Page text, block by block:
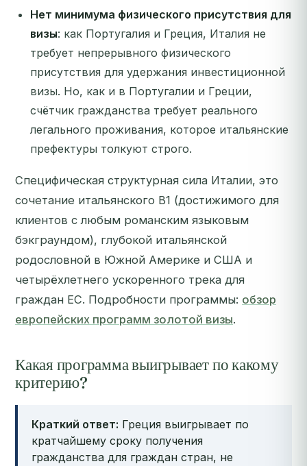
Нет минимума физического присутствия для
визы: как Португалия и Греция, Италия не
требует непрерывного физического
присутствия для удержания инвестиционной
визы. Но, как и в Португалии и Греции,
счётчик гражданства требует реального
легального проживания, которое итальянские
префектуры толкуют строго.
Специфическая структурная сила Италии, это
сочетание итальянского B1 (достижимого для
клиентов с любым романским языковым
бэкграундом), глубокой итальянской
родословной в Южной Америке и США и
четырёхлетнего ускоренного трека для
граждан ЕС. Подробности программы: обзор
европейских программ золотой визы.
Какая программа выигрывает по какому
критерию?
Краткий ответ: Греция выигрывает по
кратчайшему сроку получения
гражданства для граждан стран, не